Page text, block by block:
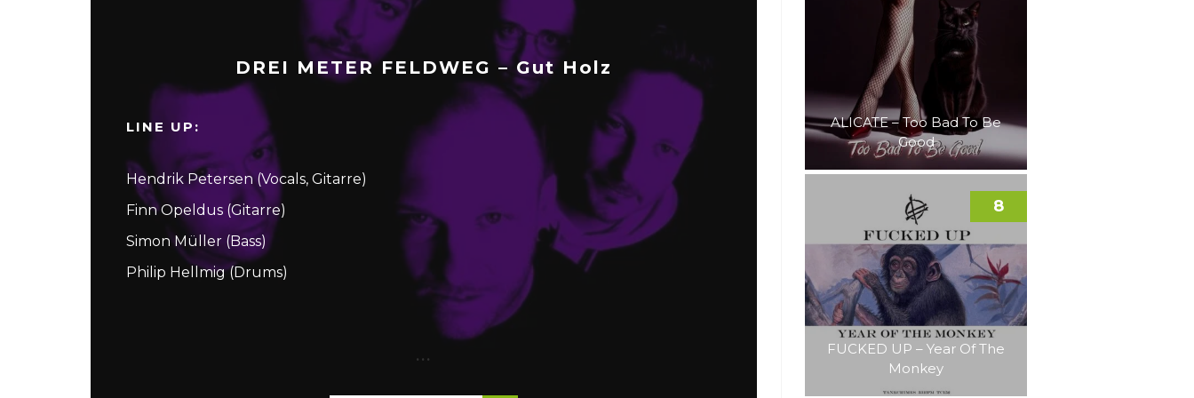
DREI METER FELDWEG – Gut Holz
LINE UP:
Hendrik Petersen (Vocals, Gitarre)
Finn Opeldus (Gitarre)
Simon Müller (Bass)
Philip Hellmig (Drums)
...
ALICATE – Too Bad To Be
Good
FUCKED UP – Year Of The
Monkey
8